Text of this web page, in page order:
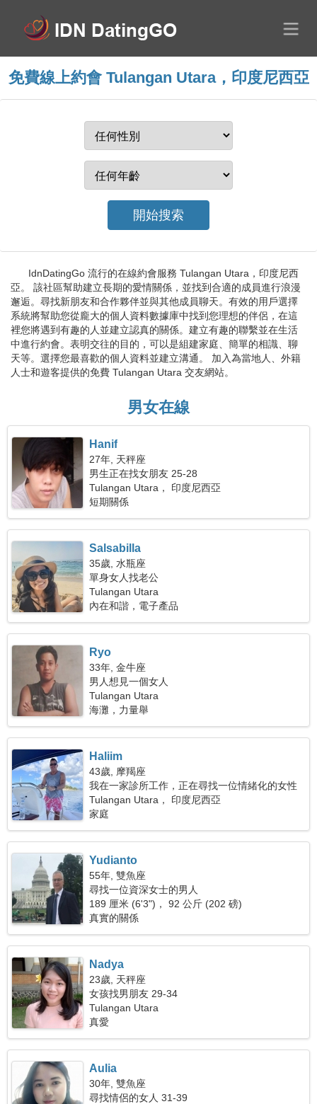
免費線上約會 Tulangan Utara，印度尼西亞
IdnDatingGo 流行的在線約會服務 Tulangan Utara，印度尼西
亞。 該社區幫助建立長期的愛情關係，並找到合適的成員進行浪漫
邂逅。尋找新朋友和合作夥伴並與其他成員聊天。有效的用戶選擇
系統將幫助您從龐大的個人資料數據庫中找到您理想的伴侶，在這
裡您將遇到有趣的人並建立認真的關係。建立有趣的聯繫並在生活
中進行約會。表明交往的目的，可以是組建家庭、簡單的相識、聊
天等。選擇您最喜歡的個人資料並建立溝通。 加入為當地人、外籍
人士和遊客提供的免費 Tulangan Utara 交友網站。
男女在線
Hanif
27年, 天秤座
男生正在找女朋友 25-28
Tulangan Utara， 印度尼西亞
短期關係
Salsabilla
35歲, 水瓶座
單身女人找老公
Tulangan Utara
內在和諧，電子產品
Ryo
33年, 金牛座
男人想見一個女人
Tulangan Utara
海灘，力量舉
Haliim
43歲, 摩羯座
我在一家診所工作，正在尋找一位情緒化的女性
Tulangan Utara， 印度尼西亞
家庭
Yudianto
55年, 雙魚座
尋找一位資深女士的男人
189 厘米 (6'3")， 92 公斤 (202 磅)
真實的關係
Nadya
23歲, 天秤座
女孩找男朋友 29-34
Tulangan Utara
真愛
Aulia
30年, 雙魚座
尋找情侶的女人 31-39